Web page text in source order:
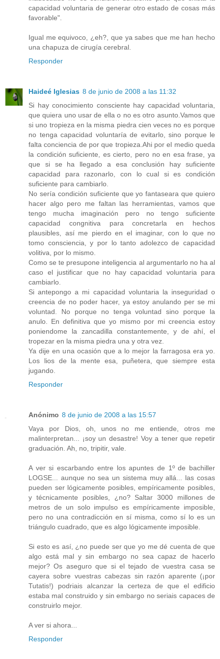
capacidad voluntaria de generar otro estado de cosas más
favorable".
Igual me equivoco, ¿eh?, que ya sabes que me han hecho
una chapuza de cirugía cerebral.
Responder
Haideé Iglesias 8 de junio de 2008 a las 11:32
Si hay conocimiento consciente hay capacidad voluntaria,
que quiera uno usar de ella o no es otro asunto.Vamos que
si uno tropieza en la misma piedra cien veces no es porque
no tenga capacidad voluntaría de evitarlo, sino porque le
falta conciencia de por que tropieza.Ahi por el medio queda
la condición suficiente, es cierto, pero no en esa frase, ya
que si se ha llegado a esa conclusión hay suficiente
capacidad para razonarlo, con lo cual si es condición
suficiente para cambiarlo.
No sería condición suficiente que yo fantaseara que quiero
hacer algo pero me faltan las herramientas, vamos que
tengo mucha imaginación pero no tengo suficiente
capacidad congnitiva para concretarla en hechos
plausibles, así me pierdo en el imaginar, con lo que no
tomo consciencia, y por lo tanto adolezco de capacidad
volitiva, por lo mismo.
Como se te presupone inteligencia al argumentarlo no ha al
caso el justificar que no hay capacidad voluntaria para
cambiarlo.
Si antepongo a mi capacidad voluntaria la inseguridad o
creencia de no poder hacer, ya estoy anulando per se mi
voluntad. No porque no tenga voluntad sino porque la
anulo. En definitiva que yo mismo por mi creencia estoy
poniendome la zancadilla constantemente, y de ahí, el
tropezar en la misma piedra una y otra vez.
Ya dije en una ocasión que a lo mejor la farragosa era yo.
Los lios de la mente esa, puñetera, que siempre esta
jugando.
Responder
Anónimo 8 de junio de 2008 a las 15:57
Vaya por Dios, oh, unos no me entiende, otros me
malinterpretan... ¡soy un desastre! Voy a tener que repetir
graduación. Ah, no, tripitir, vale.
A ver si escarbando entre los apuntes de 1º de bachiller
LOGSE... aunque no sea un sistema muy allá... las cosas
pueden ser lógicamente posibles, empíricamente posibles,
y técnicamente posibles, ¿no? Saltar 3000 millones de
metros de un solo impulso es empíricamente imposible,
pero no una contradicción en sí misma, como sí lo es un
triángulo cuadrado, que es algo lógicamente imposible.
Si esto es así, ¿no puede ser que yo me dé cuenta de que
algo está mal y sin embargo no sea capaz de hacerlo
mejor? Os aseguro que si el tejado de vuestra casa se
cayera sobre vuestras cabezas sin razón aparente (¡por
Tutatis!) podriais alcanzar la certeza de que el edificio
estaba mal construido y sin embargo no seriais capaces de
construirlo mejor.
A ver si ahora...
Responder